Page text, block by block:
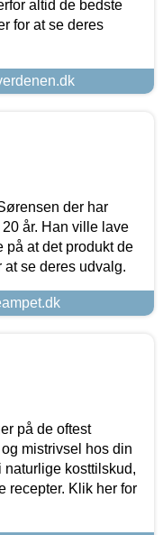
altid de bedste
for at se deres
der har
år. Han ville lave
på at det produkt de
at se deres udvalg.
på de oftest
mistrivsel hos din
naturlige kosttilskud,
recepter. Klik her for